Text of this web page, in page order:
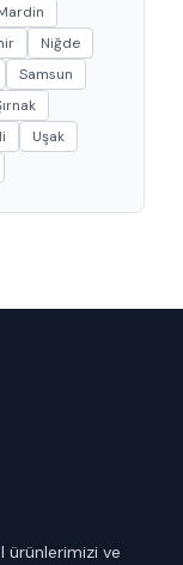
Niğde
Samsun
Uşak
ürünlerimizi ve